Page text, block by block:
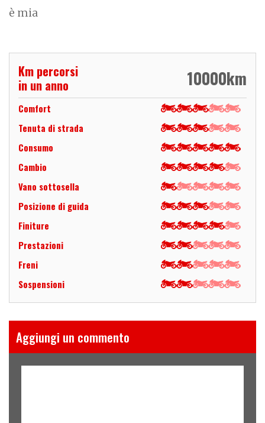
è mia
Km percorsi
in un anno
10000km
Comfort
Tenuta di strada
Consumo
Cambio
Vano sottosella
Posizione di guida
Finiture
Prestazioni
Freni
Sospensioni
Aggiungi un commento